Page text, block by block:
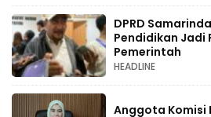
DPRD
Pendidikan
Pemerintah
HEADLINE
Anggota Komisi